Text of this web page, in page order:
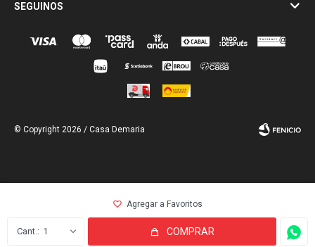
1 COMPRAR
SEGUINOS
© Copyright 2026 / Casa Demaria